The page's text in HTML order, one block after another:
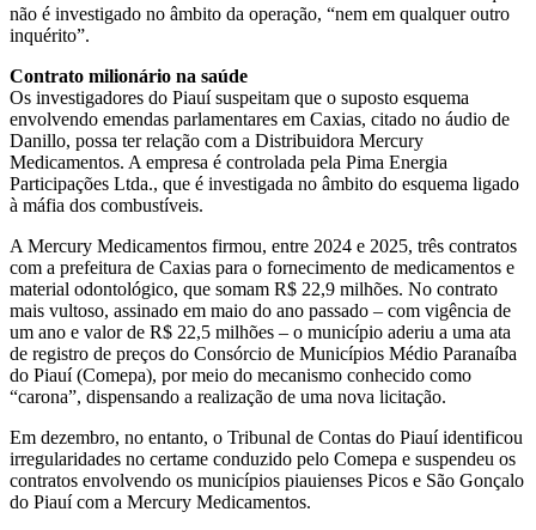
não é investigado no âmbito da operação, “nem em qualquer outro
inquérito”.
Contrato milionário na saúde
Os investigadores do Piauí suspeitam que o suposto esquema
envolvendo emendas parlamentares em Caxias, citado no áudio de
Danillo, possa ter relação com a Distribuidora Mercury
Medicamentos. A empresa é controlada pela Pima Energia
Participações Ltda., que é investigada no âmbito do esquema ligado
à máfia dos combustíveis.
A Mercury Medicamentos firmou, entre 2024 e 2025, três contratos
com a prefeitura de Caxias para o fornecimento de medicamentos e
material odontológico, que somam R$ 22,9 milhões. No contrato
mais vultoso, assinado em maio do ano passado – com vigência de
um ano e valor de R$ 22,5 milhões – o município aderiu a uma ata
de registro de preços do Consórcio de Municípios Médio Paranaíba
do Piauí (Comepa), por meio do mecanismo conhecido como
“carona”, dispensando a realização de uma nova licitação.
Em dezembro, no entanto, o Tribunal de Contas do Piauí identificou
irregularidades no certame conduzido pelo Comepa e suspendeu os
contratos envolvendo os municípios piauienses Picos e São Gonçalo
do Piauí com a Mercury Medicamentos.